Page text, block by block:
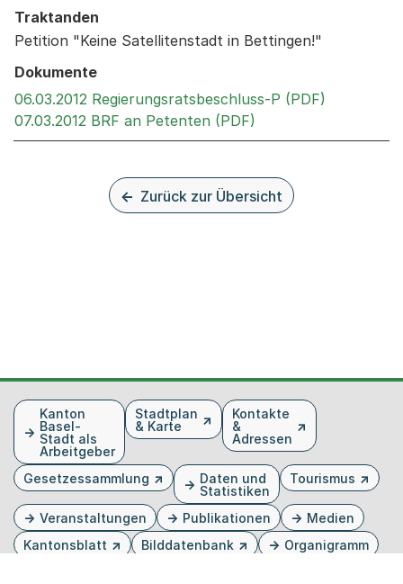
Traktanden
Petition "Keine Satellitenstadt in Bettingen!"
Dokumente
06.03.2012 Regierungsratsbeschluss-P (PDF)
07.03.2012 BRF an Petenten (PDF)
Zurück zur Übersicht
FusszeileKanton
Basel-
Stadt als
Arbeitgeber
Stadtplan
& Karte
Kontakte
&
Adressen
Gesetzessammlung
Daten und
Statistiken
Tourismus
Veranstaltungen Publikationen
Medien
Kantonsblatt
Bilddatenbank
Organigramm